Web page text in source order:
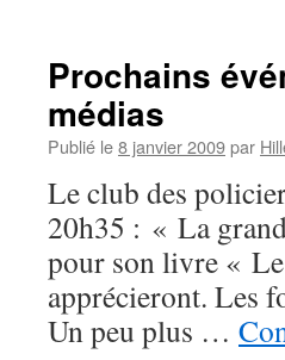
Prochains
médias
Publié le8 janvier 2009par
Le club des
20h35 : « La
pour son livre «
apprécieront. Les
Un peu plus …